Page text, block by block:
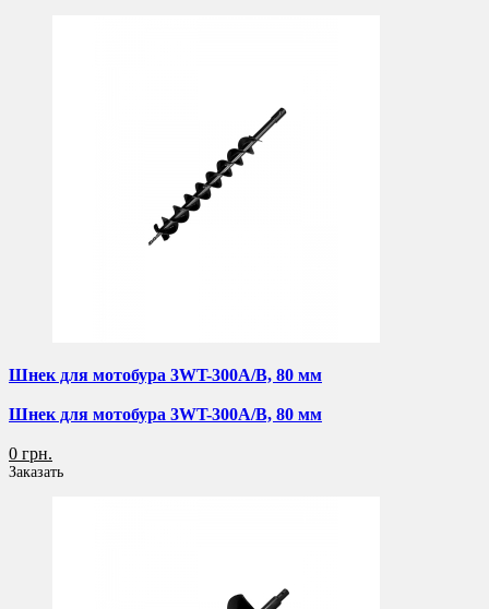
Шнек для мотобура 3WT-300A/B, 80 мм
Шнек для мотобура 3WT-300A/B, 80 мм
0 грн.
Заказать